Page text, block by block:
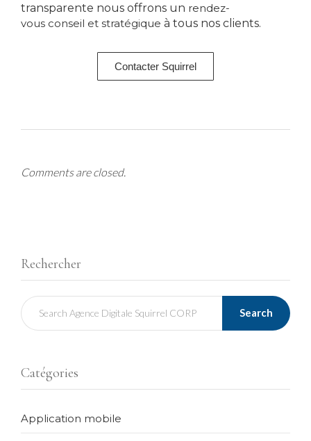
transparente nous offrons un rendez-
vous conseil et stratégique à tous nos clients.
Contacter Squirrel
Comments are closed.
Rechercher
Search
Catégories
Application mobile